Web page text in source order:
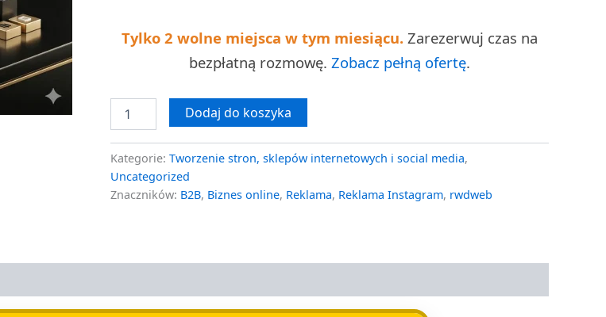
Tylko 2 wolne miejsca w tym miesiącu. Zarezerwuj czas na
bezpłatną rozmowę. Zobacz pełną ofertę.
Dodaj do koszyka
Kategorie: Tworzenie stron, sklepów internetowych i social media,
Uncategorized
Znaczników: B2B, Biznes online, Reklama, Reklama Instagram, rwdweb